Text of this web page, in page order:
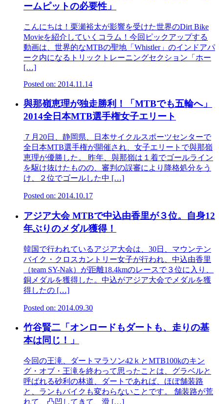
ームピットの必要性」
こんにちは！栗瀬裕太が影響を受けた世界のDirt Bike
Movieを紹介していくコラム！今回ピックアップする
動画は、世界的なMTBの聖地「Whistler」のインドアパ
ーク内になるトリックトレーニングセクション「ホー
[…]
Posted on: 2014.11.14
與那嶺恵理が独走勝利！「MTBでも五輪へ」
2014全日本MTB選手権女子エリート
７月20日、静岡県、日本サイクルスポーツセンターで
全日本MTB選手権が開催され、女子エリートで與那嶺
恵理が優勝した。 昨年、與那嶺は１着でゴールライン
を駆け抜けたものの、審判の誤審により降格処分をう
け、２位でゴールした中 […]
Posted on: 2014.10.17
アジア大会 MTBで中込由香里が３位。自身12
年ぶりのメダル獲得！
韓国で行われているアジア大会は、30日、マウンテン
バイク・クロスカントリー女子が行われ、中込由香里
（team SY-Nak）が距離18.4kmのレースで３位に入り、
銅メダルを獲得した。中込がアジア大会でメダルを獲
得したの […]
Posted on: 2014.09.30
竹谷賢二「オンロードもダートも、走りの基
本は同じ！」
今回の王滝、ダートマラソン42ｋとMTB100kのキン
グ・オブ・王滝を終わって思ったことは、グラベルと
呼ばれる砂利の林道、ダートであれば、ほぼ舗装路
と、ランもバイクも変わらないことです。 舗装路が荒
れて、凸凹してきて、滑 […]